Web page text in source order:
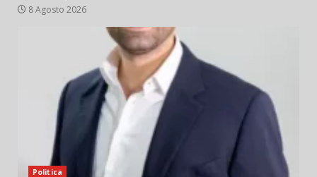
8 Agosto 2026
Politica